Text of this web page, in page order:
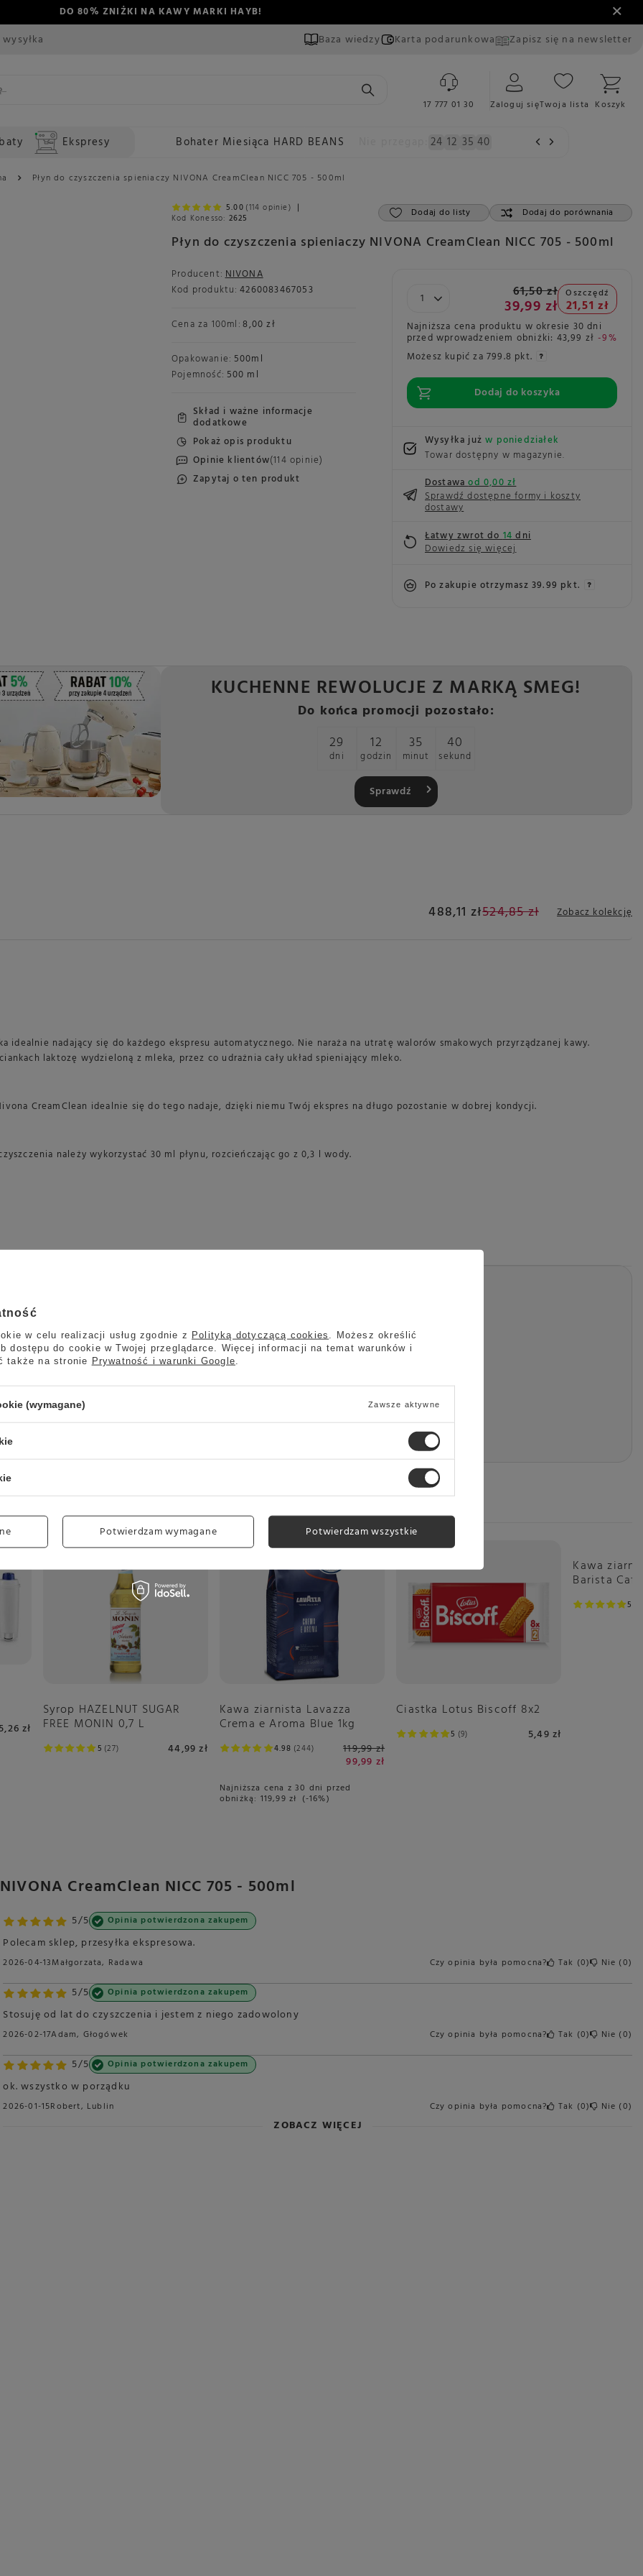
DO 80% ZNIŻKI NA KAWY MARKI HAYB!
Baza wiedzy Karta podarunkowa Zapisz się na newsletter
17 777 01 30 Zaloguj sięTwoja lista Koszyk
Ekspresy Bohater Miesiąca HARD BEANS 24 12 35 39
Płyn do czyszczenia spieniaczy NIVONA CreamClean NICC 705 - 500ml
Płyn do czyszczenia spieniaczy NIVONA CreamClean NICC 705 - 500ml
5.00 (114 opinie)
Kod Konesso: 2625 Dodaj do listy Dodaj do porównania
Producent: NIVONA
Kod produktu: 4260083467053
Cena za 100ml: 8,00 zł
Opakowanie: 500ml
Pojemność: 500 ml
Skład i ważne informacje
dodatkowe
Pokaż opis produktu
Opinie klientów(114 opinie)
Zapytaj o ten produkt
61,50 zł
39,99 zł
Oszczędź
21,51 zł
Najniższa cena produktu w okresie 30 dni
przed wprowadzeniem obniżki: 43,99 zł -9%
Możesz kupić za 799.8 pkt.
Dodaj do koszyka
Wysyłka jużw poniedziałek
Towar dostępny w magazynie
Dostawaod 0,00 zł
Sprawdź dostępne formy i koszty
dostawy
Łatwy zwrot do14dni
Dowiedz się więcej
Po zakupie otrzymasz 39.99 pkt.
KUCHENNE REWOLUCJE Z MARKĄ SMEG!
Do końca promocji pozostało:
29
dni
12
godzin
35
minut
39
sekund
Sprawdź
488,11 zł524,85 zł Zobacz kolekcję
idealnie nadający się do każdego ekspresu automatycznego. Nie naraża na utratę walorów smakowych przyrządzanej kawy.
laktozę wydzieloną z mleka, przez co udrażnia cały układ spieniający mleko.
CreamClean idealnie się do tego nadaje, dzięki niemu Twój ekspres na długo pozostanie w dobrej kondycji.
należy wykorzystać 30 ml płynu, rozcieńczając go z 0,3 l wody.
za ten produkt na terenie UE
Symbol
4260083467053
Opakowanie
500ml
w centymetrach
zł
5 27
Syrop HAZELNUT SUGAR
FREE MONIN 0,7 L
44,99 zł 4.98 244
Kawa ziarnista Lavazza
Crema e Aroma Blue 1kg
119,99 zł
99,99 zł
Najniższa cena z 30 dni przed
obniżką: 119,99 zł -16%
5 9
Ciastka Lotus Biscoff 8x2
5,49 zł
5
Kawa
Barista
CreamClean NICC 705 - 500ml
5/5 Opinia potwierdzona zakupem
Polecam sklep, przesyłka ekspresowa.
2026-04-13Małgorzata, Radawa Czy opinia była pomocna? Tak 0 Nie 0
5/5 Opinia potwierdzona zakupem
Stosuję od lat do czyszczenia i jestem z niego zadowolony
2026-02-17Adam, Głogówek Czy opinia była pomocna? Tak 0 Nie 0
5/5 Opinia potwierdzona zakupem
ok. wszystko w porządku
2026-01-15Robert, Lublin Czy opinia była pomocna? Tak 0 Nie 0
ZOBACZ WIĘCEJ
w celu realizacji usług zgodnie z Polityką dotyczącą cookies
. Możesz określić
dostępu do cookie w Twojej przeglądarce. Więcej informacji na temat warunków i
także na stronie Prywatność i warunki Google
(wymagane) Zawsze aktywne
Potwierdzam wymagane Potwierdzam wszystkie